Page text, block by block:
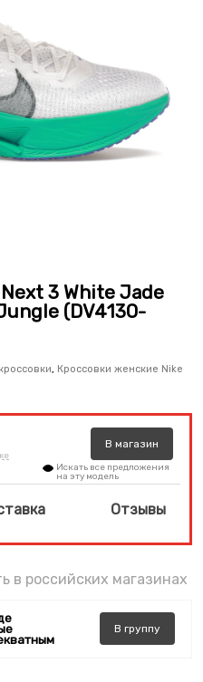
3 White Jade
(DV4130-
, Кроссовки женские Nike
В магазин
Искать все предложения
на эту модель
Отзывы
в российских магазинах
В группу